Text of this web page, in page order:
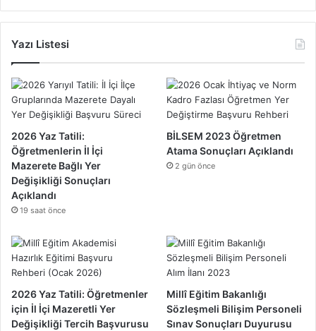
Yazı Listesi
2026 Yaz Tatili:
Öğretmenlerin İl İçi
Mazerete Bağlı Yer
Değişikliği Sonuçları
Açıklandı
19 saat önce
BİLSEM 2023 Öğretmen
Atama Sonuçları Açıklandı
2 gün önce
2026 Yaz Tatili: Öğretmenler
için İl İçi Mazeretli Yer
Değişikliği Tercih Başvurusu
Millî Eğitim Bakanlığı
Sözleşmeli Bilişim Personeli
Sınav Sonuçları Duyurusu